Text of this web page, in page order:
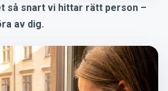
så snart vi hittar rätt person –
av dig.